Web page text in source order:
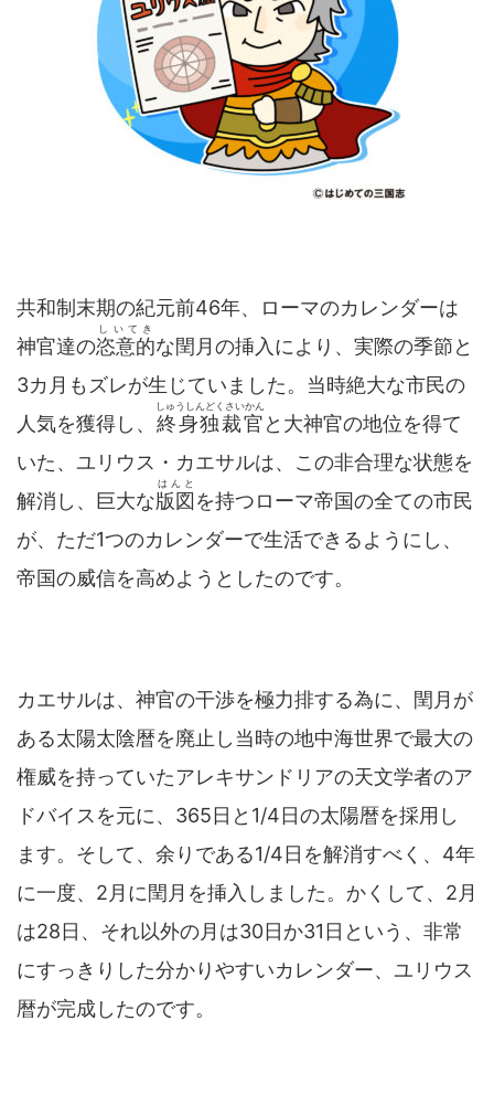
共和制末期の紀元前46年、ローマのカレンダーは
神官達の恣意的
しいてき
な閏月の挿入により、実際の季節と
3カ月もズレが生じていました。当時絶大な市民の
人気を獲得し、 終身独裁官
しゅうしんどくさいかん
と大神官の地位を得て
いた、ユリウス・カエサルは、この非合理な状態を
解消し、巨大な版図
はんと
を持つローマ帝国の全ての市民
が、ただ1つのカレンダーで生活できるようにし、
帝国の威信を高めようとしたのです。
カエサルは、神官の干渉を極力排する為に、閏月が
ある太陽太陰暦を廃止し当時の地中海世界で最大の
権威を持っていたアレキサンドリアの天文学者のア
ドバイスを元に、365日と1/4日の太陽暦を採用し
ます。そして、余りである1/4日を解消すべく、4年
に一度、2月に閏月を挿入しました。かくして、2月
は28日、それ以外の月は30日か31日という、非常
にすっきりした分かりやすいカレンダー、ユリウス
暦が完成したのです。